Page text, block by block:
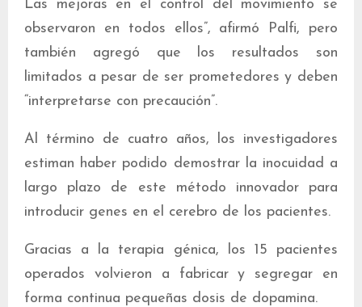
Las mejoras en el control del movimiento se
observaron en todos ellos”, afirmó Palfi, pero
también agregó que los resultados son
limitados a pesar de ser prometedores y deben
“interpretarse con precaución”.
Al término de cuatro años, los investigadores
estiman haber podido demostrar la inocuidad a
largo plazo de este método innovador para
introducir genes en el cerebro de los pacientes.
Gracias a la terapia génica, los 15 pacientes
operados volvieron a fabricar y segregar en
forma continua pequeñas dosis de dopamina.